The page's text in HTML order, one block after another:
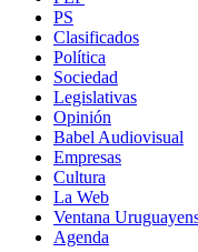
PS
Clasificados
Política
Sociedad
Legislativas
Opinión
Babel Audiovisual
Empresas
Cultura
La Web
Ventana
Agenda